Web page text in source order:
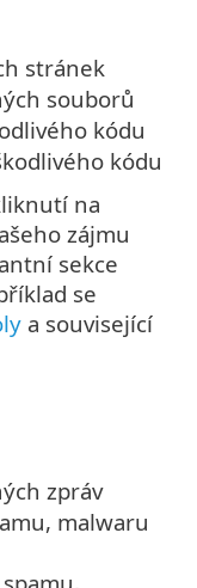
stránek
souborů
kódu
kódu
na
zájmu
sekce
se
a související
zpráv
malwaru